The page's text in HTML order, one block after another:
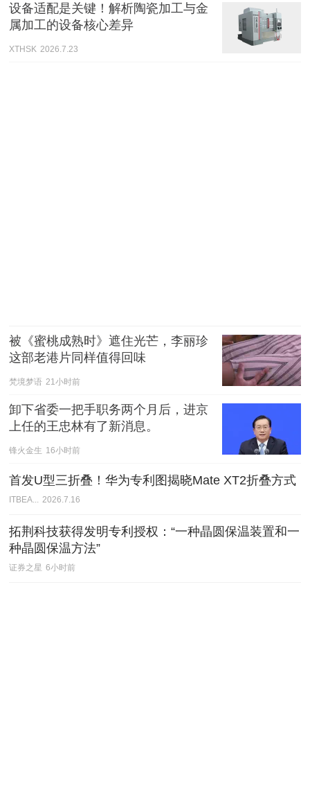
设备适配是关键！解析陶瓷加工与金
属加工的设备核心差异
XTHSK 2026.7.23
被《蜜桃成熟时》遮住光芒，李丽珍
这部老港片同样值得回味
梵境梦语 21小时前
卸下省委一把手职务两个月后，进京
上任的王忠林有了新消息。
锋火金生 16小时前
首发U型三折叠！华为专利图揭晓Mate XT2折叠方式
ITBEA... 2026.7.16
拓荆科技获得发明专利授权：“一种晶圆保温装置和一
种晶圆保温方法”
证券之星 6小时前